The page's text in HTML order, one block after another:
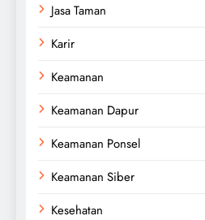
Jasa Taman
Karir
Keamanan
Keamanan Dapur
Keamanan Ponsel
Keamanan Siber
Kesehatan